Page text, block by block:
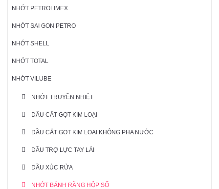
NHỚT PETROLIMEX
NHỚT SAI GON PETRO
NHỚT SHELL
NHỚT TOTAL
NHỚT VILUBE
NHỚT TRUYỀN NHIỆT
DẦU CẮT GỌT KIM LOẠI
DẦU CẮT GỌT KIM LOẠI KHÔNG PHA NƯỚC
DẦU TRỢ LỰC TAY LÁI
DẦU XÚC RỬA
NHỚT BÁNH RĂNG HỘP SỐ